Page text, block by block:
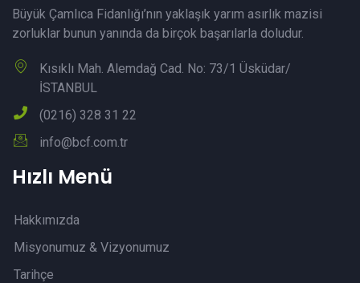
Büyük Çamlıca Fidanlığı’nın yaklaşık yarım asırlık mazisi
zorluklar bunun yanında da birçok başarılarla doludur.
Kısıklı Mah. Alemdağ Cad. No: 73/1 Üsküdar/
İSTANBUL
(0216) 328 31 22
info@bcf.com.tr
Hızlı Menü
Hakkımızda
Misyonumuz & Vizyonumuz
Tarihçe